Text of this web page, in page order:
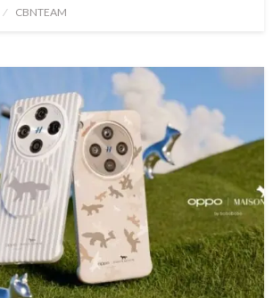
CBNTEAM